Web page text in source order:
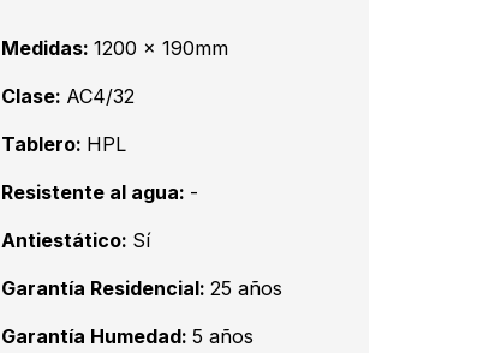
Medidas: 1200 x 190mm
Clase: AC4/32
Tablero: HPL
Resistente al agua: -
Antiestático: Sí
Garantía Residencial: 25 años
Garantía Humedad: 5 años